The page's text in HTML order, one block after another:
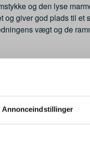
Annonceindstillinger
og den lyse
og giver god plads til
vægt og de
til netop
pokalen er der